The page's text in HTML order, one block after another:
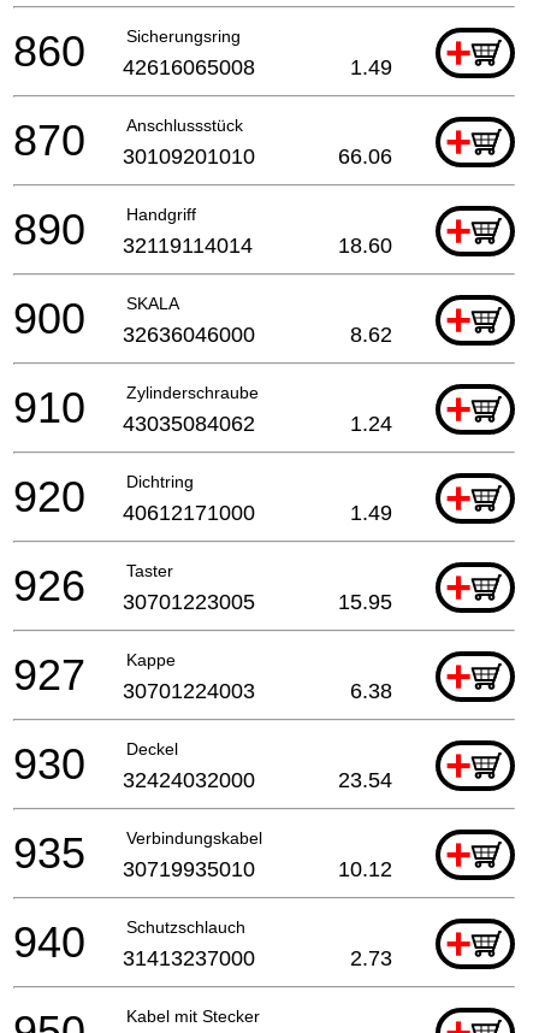
Sicherungsring +
860 42616065008 1.49
Anschlussstück +
870 30109201010 66.06
Handgriff +
890 32119114014 18.60
SKALA +
900 32636046000 8.62
Zylinderschraube +
910 43035084062 1.24
Dichtring +
920 40612171000 1.49
Taster +
926 30701223005 15.95
Kappe +
927 30701224003 6.38
Deckel +
930 32424032000 23.54
Verbindungskabel +
935 30719935010 10.12
Schutzschlauch +
940 31413237000 2.73
Kabel mit Stecker